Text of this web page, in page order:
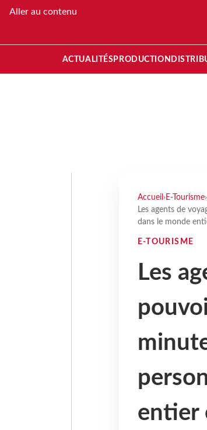
Aller au contenu
ACTUALITÉS PRODUCTION
Accueil › E-Tourisme›
Les agents de
dans le monde
E-TOURISME
Les
entier